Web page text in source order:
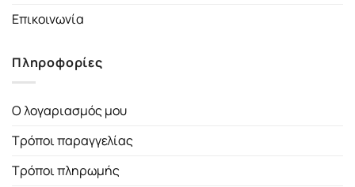
Επικοινωνία
Πληροφορίες
Ο λογαριασμός μου
Τρόποι παραγγελίας
Τρόποι πληρωμής